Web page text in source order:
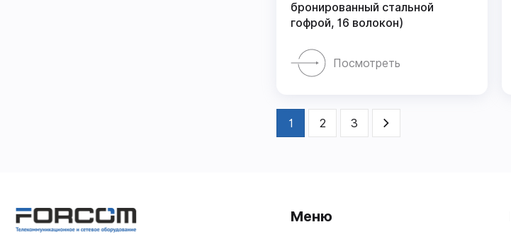
бронированный стальной
гофрой, 16 волокон)
Посмотреть
1 2 3
Меню